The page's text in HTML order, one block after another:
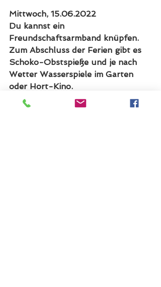
Mittwoch, 15.06.2022
Du kannst ein
Freundschaftsarmband knüpfen.
Zum Abschluss der Ferien gibt es
Schoko-Obstspieße und je nach
Wetter Wasserspiele im Garten
oder Hort-Kino.